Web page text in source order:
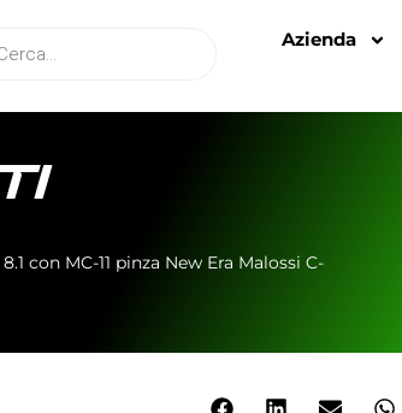
Azienda
con MC-11 pinza New Era Malossi C-